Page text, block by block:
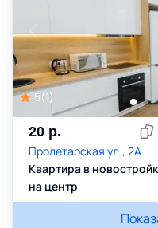
5(1)
20 р.
Пролетарская ул., 2А
Квартира в
на центр